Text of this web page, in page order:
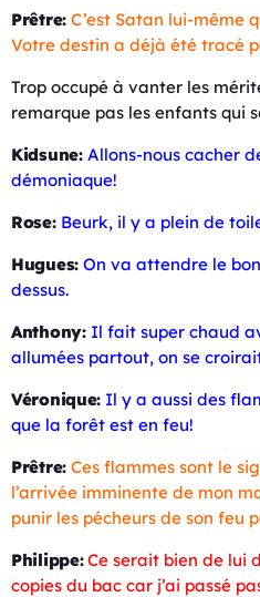
Prêtre: C’est Satan lui-même
Votre destin a déjà été tracé
Trop occupé à vanter les
remarque pas les enfants qui
Kidsune: Allons-nous cacher
démoniaque!
Rose: Beurk, il y a plein de
Hugues: On va attendre le
dessus.
Anthony: Il fait super chaud
allumées partout, on se
Véronique: Il y a aussi des
que la forêt est en feu!
Prêtre: Ces flammes sont le
l’arrivée imminente de mon
punir les pécheurs de son feu
Philippe: Ce serait bien de lui
copies du bac car j’ai passé